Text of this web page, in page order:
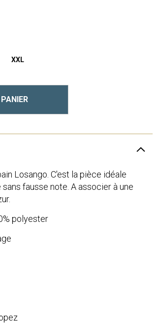
XXL
Losango. C'est la pièce idéale
fausse note. A associer à une
polyester